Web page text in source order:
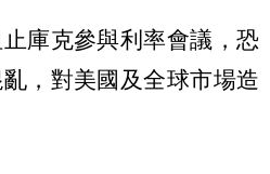
庫克參與利率會議，恐
，對美國及全球市場造